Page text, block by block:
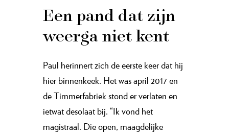
Een pand dat zijn
weerga niet kent
Paul herinnert zich de eerste keer dat hij
hier binnenkeek. Het was april 2017 en
de Timmerfabriek stond er verlaten en
ietwat desolaat bij. “Ik vond het
magistraal. Die open, maagdelijke